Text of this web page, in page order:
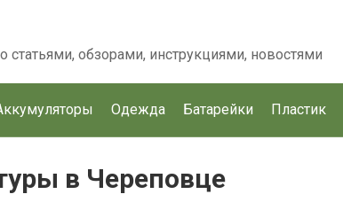
обзорами, инструкциями, новостями
Одежда Батарейки Пластик
в Череповце